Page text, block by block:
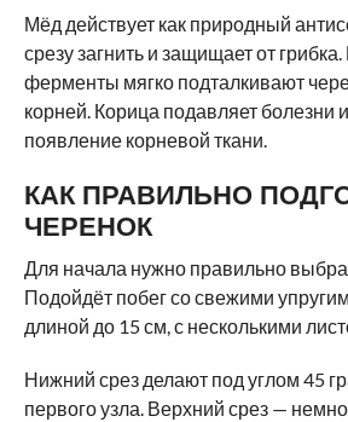
Мёд действует как природный
срезу загнить и защищает от
ферменты мягко подталкивают
корней. Корица подавляет болезни
появление корневой ткани.
КАК ПРАВИЛЬНО
ЧЕРЕНОК
Для начала нужно правильно
Подойдёт побег со свежими
длиной до 15 см, с несколькими
Нижний срез делают под углом 45
первого узла. Верхний срез —